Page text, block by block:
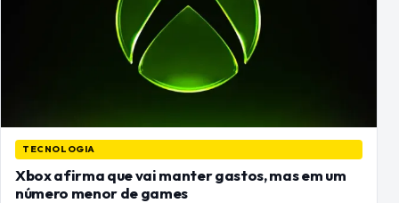
TECNOLOGIA
Xbox afirma que vai manter gastos, mas em um
número menor de games